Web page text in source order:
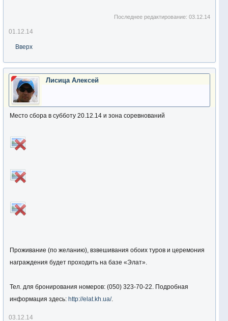
Последнее редактирование:03.12.14
01.12.14
Вверх
Лисица Алексей
Место сбора в субботу 20.12.14 и зона соревнований
Проживание (по желанию), взвешивания обоих туров и церемония
награждения будет проходить на базе «Элат».
Тел. для бронирования номеров: (050) 323-70-22. Подробная
информация здесь: http://elat.kh.ua/.
03.12.14